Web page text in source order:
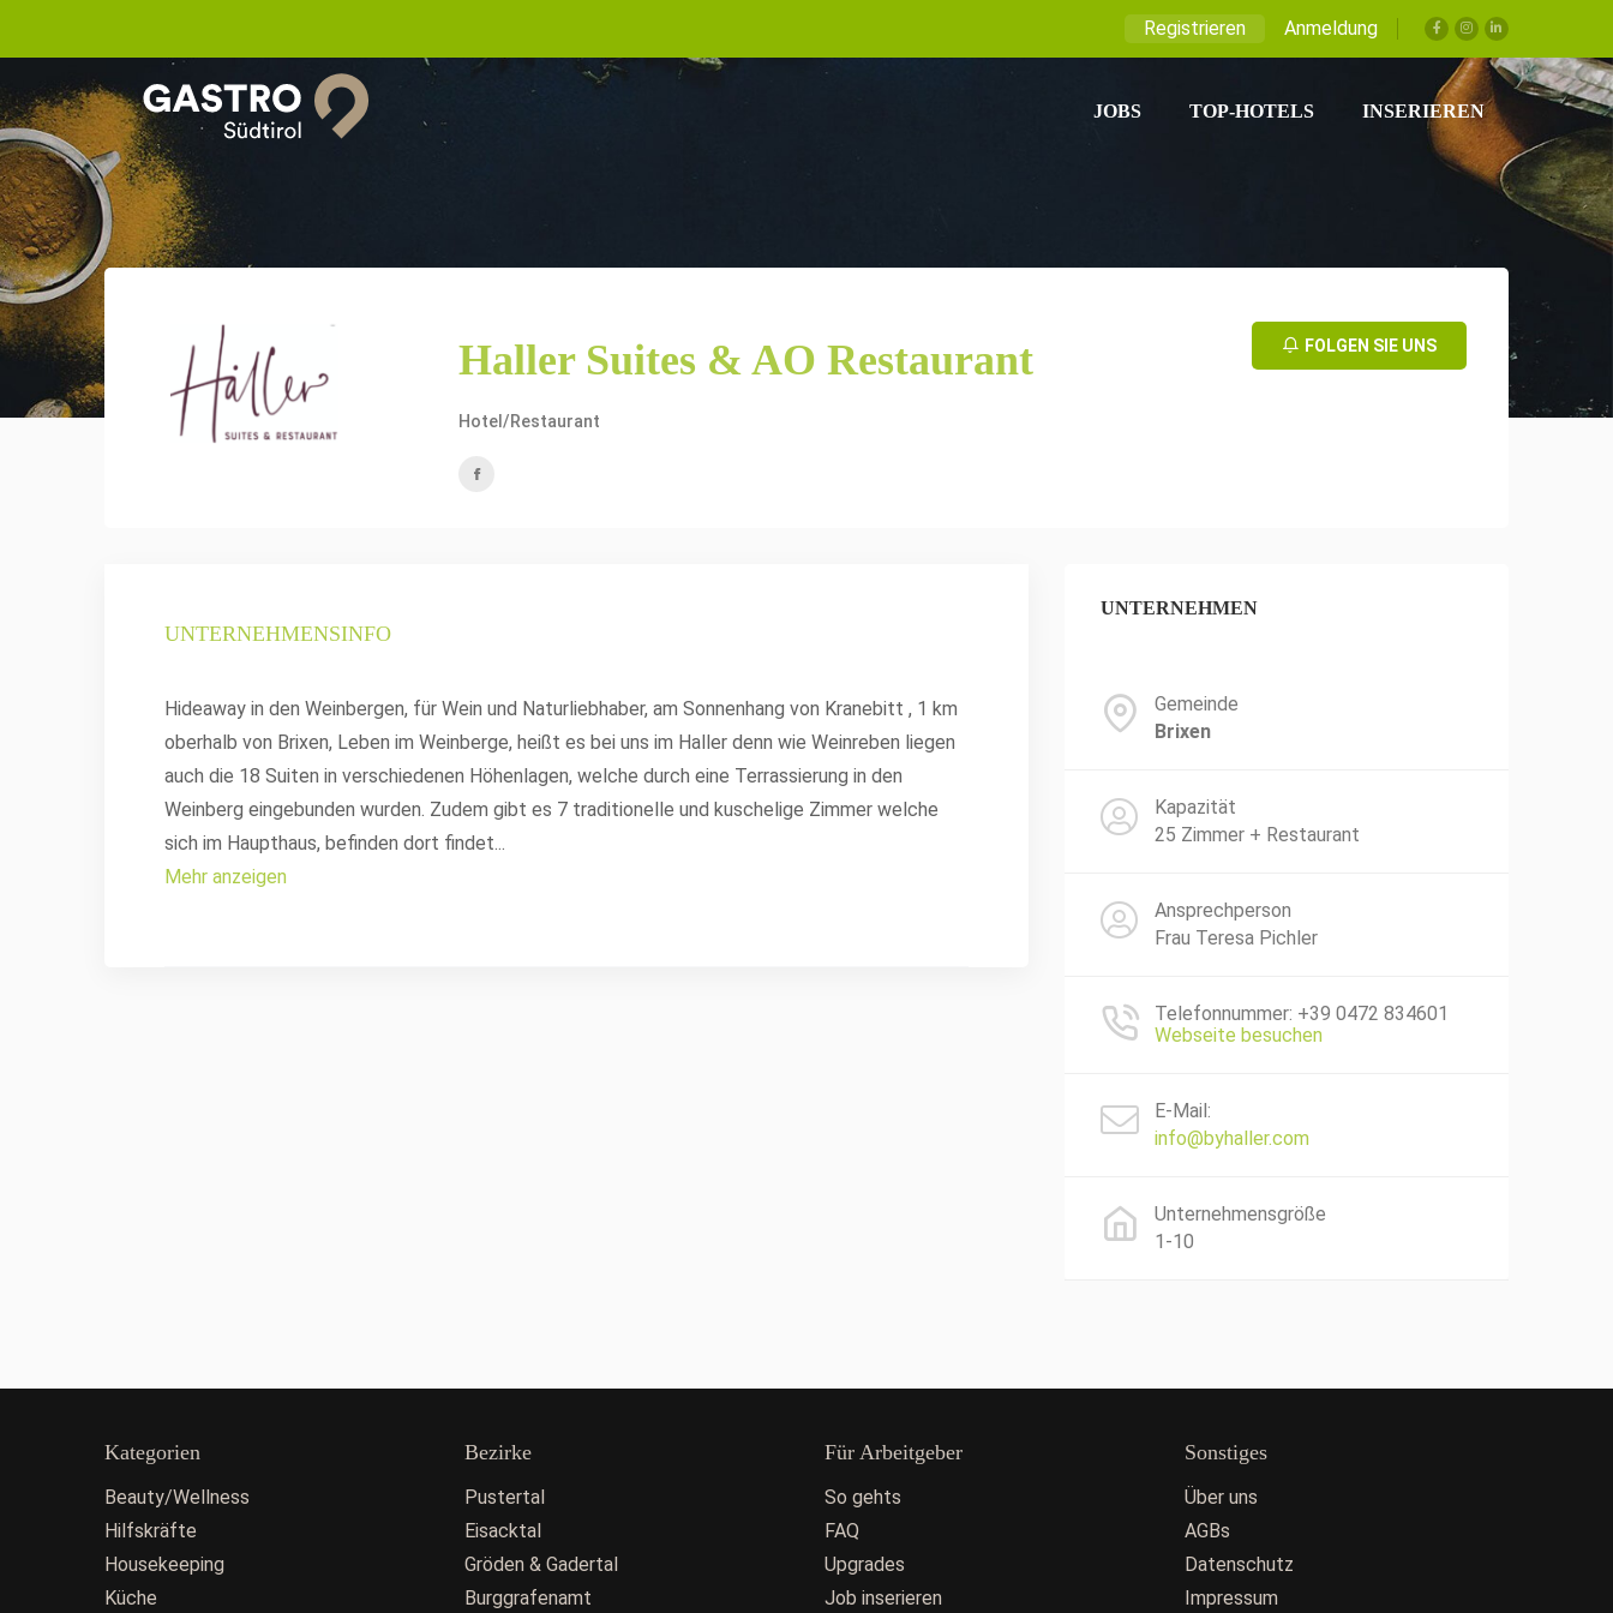
Registrieren Anmeldung
JOBS TOP-HOTELS INSERIEREN
Haller Suites & AO Restaurant
Hotel/Restaurant
FOLGEN SIE UNS
UNTERNEHMENSINFO
Hideaway in den Weinbergen, für Wein und Naturliebhaber, am Sonnenhang von Kranebitt , 1 km
oberhalb von Brixen, Leben im Weinberge, heißt es bei uns im Haller denn wie Weinreben liegen
auch die 18 Suiten in verschiedenen Höhenlagen, welche durch eine Terrassierung in den
Weinberg eingebunden wurden. Zudem gibt es 7 traditionelle und kuschelige Zimmer welche
sich im Haupthaus, befinden dort findet...
Mehr anzeigen
UNTERNEHMEN
Gemeinde
Brixen
Kapazität
25 Zimmer + Restaurant
Ansprechperson
Frau Teresa Pichler
Telefonnummer: +39 0472 834601
Webseite besuchen
E-Mail:
info@byhaller.com
Unternehmensgröße
1-10
Kategorien
Beauty/Wellness
Hilfskräfte
Housekeeping
Küche
Bezirke
Pustertal
Eisacktal
Gröden & Gadertal
Burggrafenamt
Für Arbeitgeber
So gehts
FAQ
Upgrades
Job inserieren
Sonstiges
Über uns
AGBs
Datenschutz
Impressum